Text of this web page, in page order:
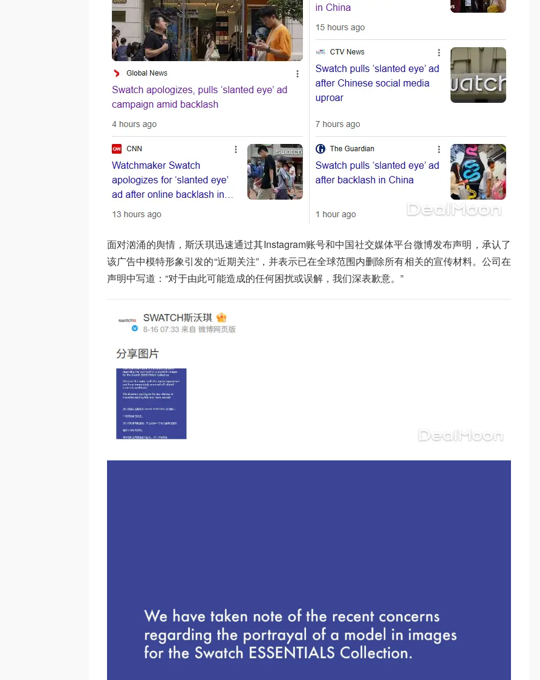
面对汹涌的舆情，斯沃琪迅速通过其Instagram账号和中国社交媒体平台微博发布声明，承认了
该广告中模特形象引发的“近期关注”，并表示已在全球范围内删除所有相关的宣传材料。公司在
声明中写道：“对于由此可能造成的任何困扰或误解，我们深表歉意。”